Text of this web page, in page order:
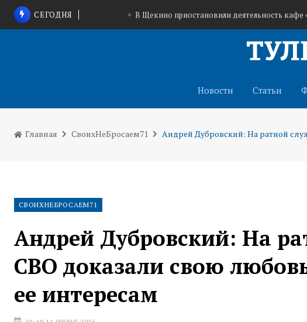
СЕГОДНЯ В Щекино приостановили деятельность
На трассе в Запорожской области запущена система
Новости Статьи
Главная СвоихНеБросаем71 Андрей Дубровский: На ратной
СВОИХНЕБРОСАЕМ71
Андрей Дубровский: На
СВО доказали свою
ее интересам